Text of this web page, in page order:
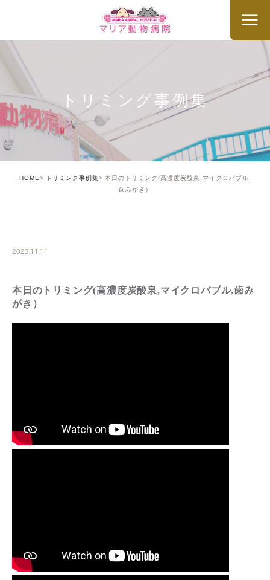
トリミング事例集
HOME トリミング事例集
本日のトリミング(高濃度炭酸泉,マイクロバブル,
歯みがき）
2023.11.11
本日のトリミング(高濃度炭酸泉,マイクロバブル,歯み
がき）